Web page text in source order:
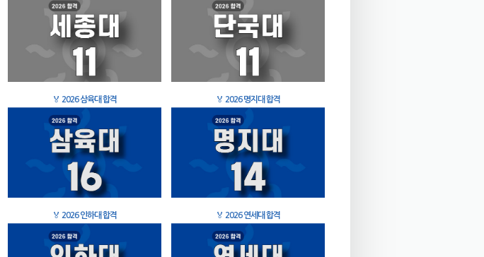
🏅 2026 삼육대 합격 🏅 2026 명지대 합격
🏅 2026 인하대 합격 🏅 2026 연세대 합격